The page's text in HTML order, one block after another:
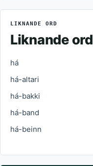
LIKNANDE ORD
Liknande ord
há
há-altari
há-bakki
há-band
há-beinn